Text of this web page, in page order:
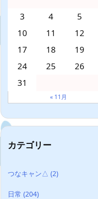
3
4 5
10
11 12
17
18 19
24
25 26
31
« 11月
カテゴリー
つなキャン△ (2)
日常 (204)